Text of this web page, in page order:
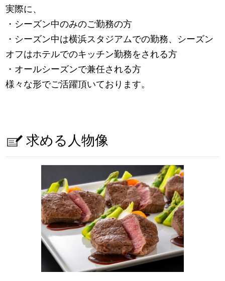
実際に、
・シーズン中のみのご勤務の方
・シーズン中は横浜スタジアムでの勤務、シーズン
オフはホテルでのキッチン勤務をされる方
・オールシーズンで兼任される方
様々な形でご活躍頂いております。
求める人物像